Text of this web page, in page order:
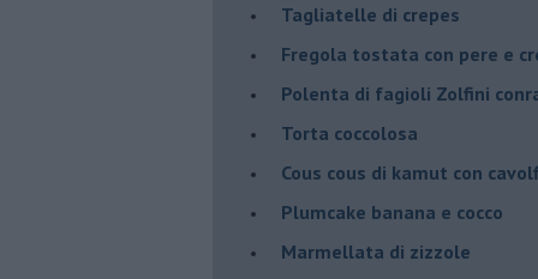
Tagliatelle di crepes
Fregola tostata con pere e
Polenta di fagioli Zolfini
Torta coccolosa
Cous cous di kamut con
Plumcake banana e cocco
Marmellata di zizzole